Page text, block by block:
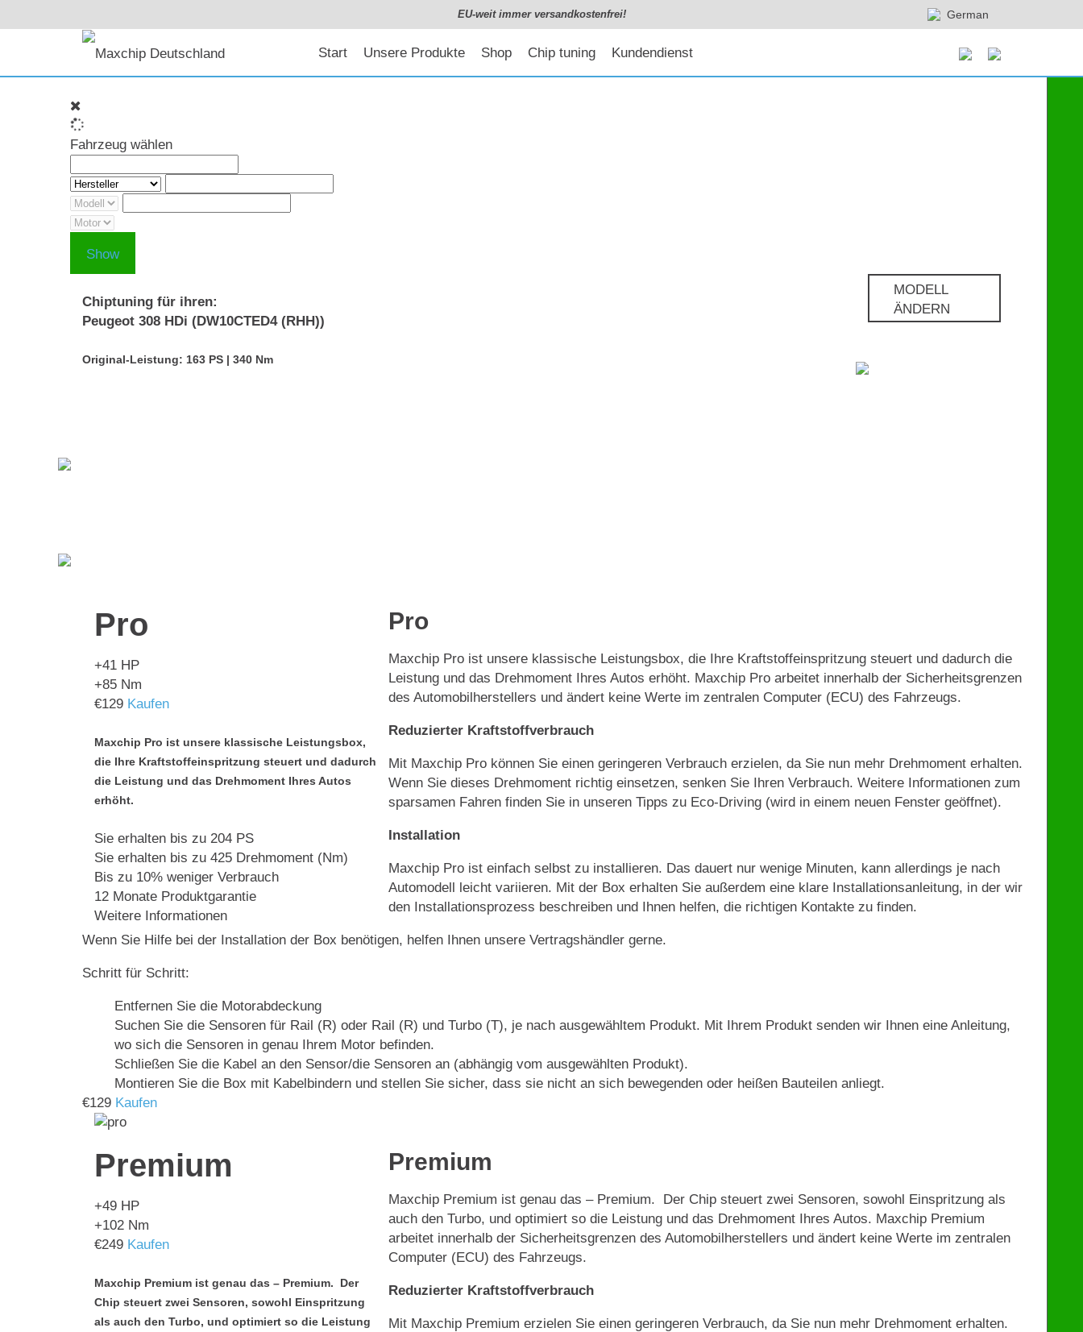
EU-weit immer versandkostenfrei! German
Start Unsere Produkte Shop Chip tuning Kundendienst
Fahrzeug wählen
Show
Chiptuning für ihren:
Peugeot 308 HDi (DW10CTED4 (RHH))
Original-Leistung: 163 PS | 340 Nm
MODELL
ÄNDERN
Pro
+41 HP
+85 Nm
€129 Kaufen
Maxchip Pro ist unsere klassische Leistungsbox,
die Ihre Kraftstoffeinspritzung steuert und dadurch
die Leistung und das Drehmoment Ihres Autos
erhöht.
Sie erhalten bis zu 204 PS
Sie erhalten bis zu 425 Drehmoment (Nm)
Bis zu 10% weniger Verbrauch
12 Monate Produktgarantie
Weitere Informationen
Pro
Maxchip Pro ist unsere klassische Leistungsbox, die Ihre Kraftstoffeinspritzung steuert und dadurch die
Leistung und das Drehmoment Ihres Autos erhöht. Maxchip Pro arbeitet innerhalb der Sicherheitsgrenzen
des Automobilherstellers und ändert keine Werte im zentralen Computer (ECU) des Fahrzeugs.
Reduzierter Kraftstoffverbrauch
Mit Maxchip Pro können Sie einen geringeren Verbrauch erzielen, da Sie nun mehr Drehmoment erhalten.
Wenn Sie dieses Drehmoment richtig einsetzen, senken Sie Ihren Verbrauch. Weitere Informationen zum
sparsamen Fahren finden Sie in unseren Tipps zu Eco-Driving (wird in einem neuen Fenster geöffnet).
Installation
Maxchip Pro ist einfach selbst zu installieren. Das dauert nur wenige Minuten, kann allerdings je nach
Automodell leicht variieren. Mit der Box erhalten Sie außerdem eine klare Installationsanleitung, in der wir
den Installationsprozess beschreiben und Ihnen helfen, die richtigen Kontakte zu finden.
Wenn Sie Hilfe bei der Installation der Box benötigen, helfen Ihnen unsere Vertragshändler gerne.
Schritt für Schritt:
Entfernen Sie die Motorabdeckung
Suchen Sie die Sensoren für Rail (R) oder Rail (R) und Turbo (T), je nach ausgewähltem Produkt. Mit Ihrem Produkt senden wir Ihnen eine Anleitung,
wo sich die Sensoren in genau Ihrem Motor befinden.
Schließen Sie die Kabel an den Sensor/die Sensoren an (abhängig vom ausgewählten Produkt).
Montieren Sie die Box mit Kabelbindern und stellen Sie sicher, dass sie nicht an sich bewegenden oder heißen Bauteilen anliegt.
€129 Kaufen
Premium
+49 HP
+102 Nm
€249 Kaufen
Maxchip Premium ist genau das – Premium. Der
Chip steuert zwei Sensoren, sowohl Einspritzung
als auch den Turbo, und optimiert so die Leistung
Premium
Maxchip Premium ist genau das – Premium. Der Chip steuert zwei Sensoren, sowohl Einspritzung als
auch den Turbo, und optimiert so die Leistung und das Drehmoment Ihres Autos. Maxchip Premium
arbeitet innerhalb der Sicherheitsgrenzen des Automobilherstellers und ändert keine Werte im zentralen
Computer (ECU) des Fahrzeugs.
Reduzierter Kraftstoffverbrauch
Mit Maxchip Premium erzielen Sie einen geringeren Verbrauch, da Sie nun mehr Drehmoment erhalten.